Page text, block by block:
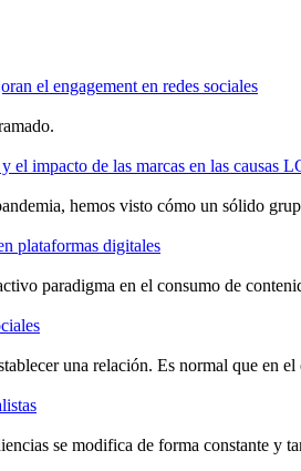
el engagement en redes sociales
el impacto de las marcas en las causas
hemos visto cómo un sólido
plataformas digitales
paradigma en el consumo de
una relación. Es normal que en
se modifica de forma constante y